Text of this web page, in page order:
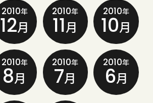
2010年
12月
2010年
11月
2010年
10月
2010年
8月
2010年
7月
2010年
6月